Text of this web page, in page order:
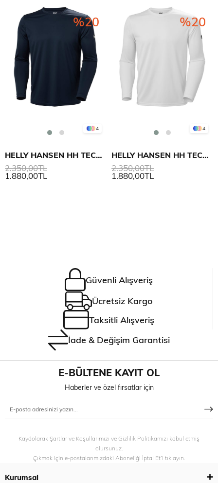
4
HELLY HANSEN HH TECH CREW LS 2.0 UV ÜST
1.880,00TL
2.350,00TL
%20
4
HELLY HANSEN HH TECH CREW LS 2.0 UV ÜST
1.880,00TL
2.350,00TL
%20
Güvenli Alışveriş
Ücretsiz Kargo
Taksitli Alışveriş
İade & Değişim Garantisi
E-BÜLTENE KAYIT OL
Haberler ve özel fırsatlar için
Kaydolarak Şartlar ve Koşullarımızı ve Gizlilik Politikamızı kabul etmiş
olursunuz.
Çıkmak için e-postalarımızdaki Aboneliği İptal Et’i tıklayın.
Kurumsal